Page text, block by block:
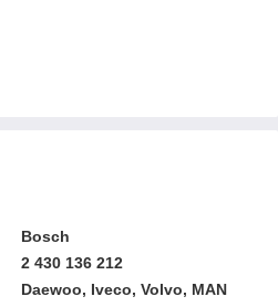
Bosch
2 430 136 212
Daewoo, Iveco, Volvo, MAN